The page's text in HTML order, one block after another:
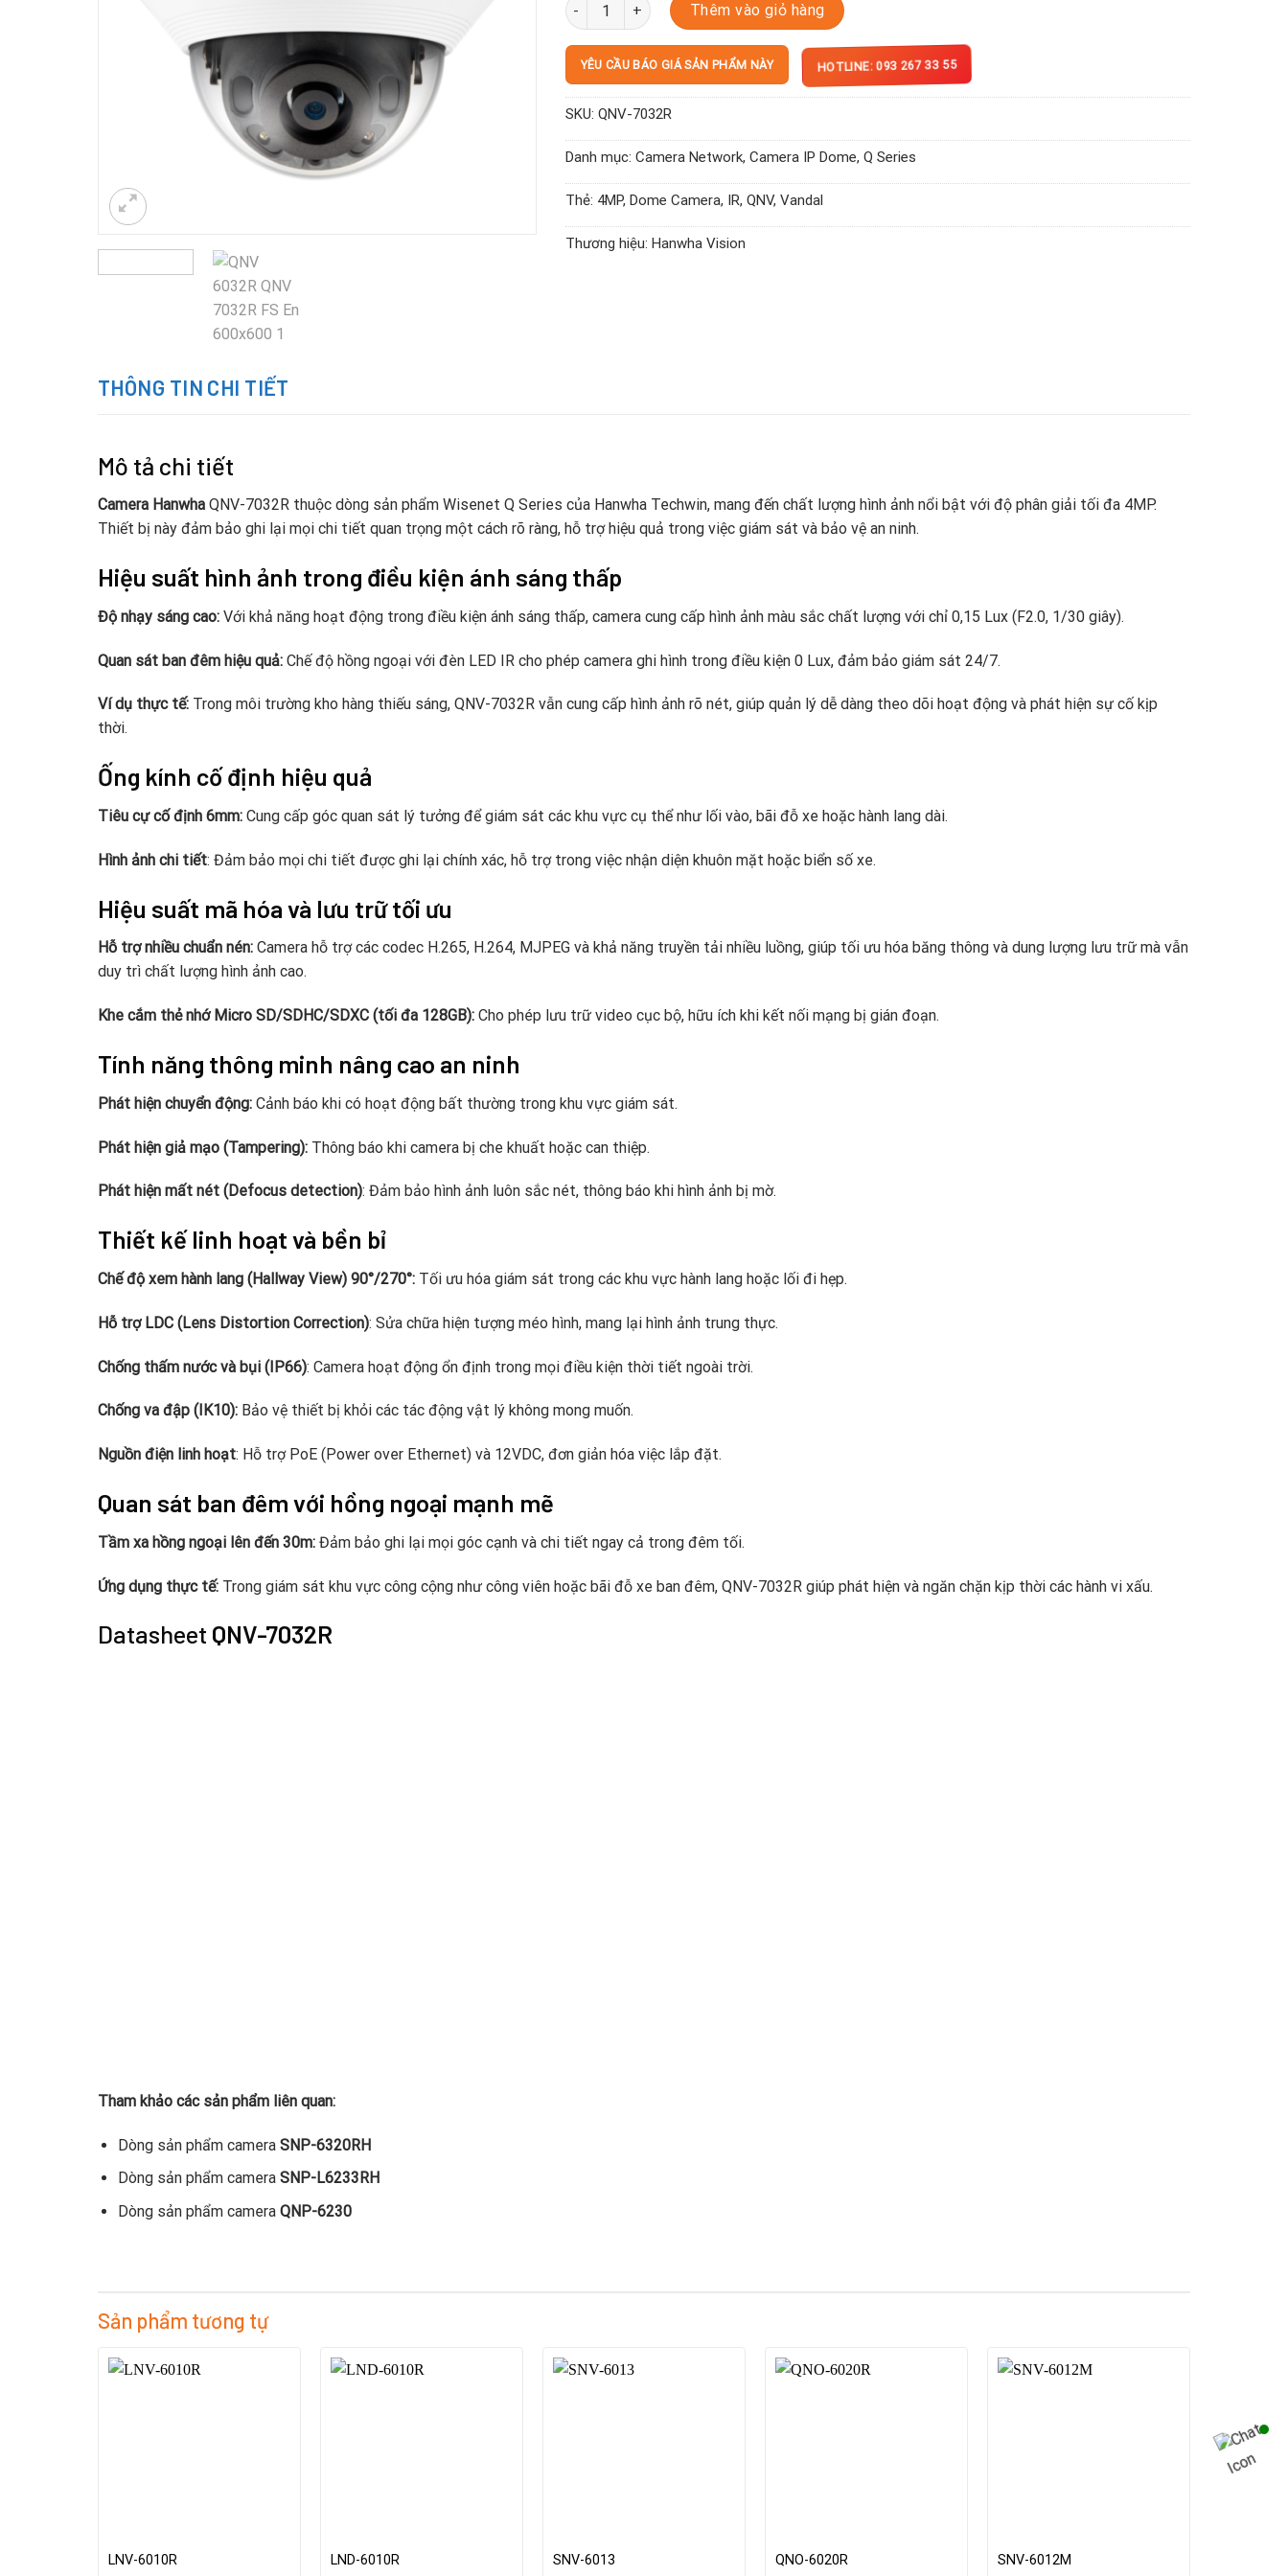
Thêm vào giỏ hàng
YÊU CẦU BÁO GIÁ SẢN PHẨM NÀY HOTLINE: 093 267 33 55
SKU: QNV-7032R
Danh mục: Camera Network, Camera IP Dome, Q Series
Thẻ: 4MP, Dome Camera, IR, QNV, Vandal
Thương hiệu: Hanwha Vision
THÔNG TIN CHI TIẾT
Mô tả chi tiết
Camera Hanwha QNV-7032R thuộc dòng sản phẩm Wisenet Q Series của Hanwha Techwin, mang đến chất lượng hình ảnh nổi bật với độ phân giải tối đa 4MP.
Thiết bị này đảm bảo ghi lại mọi chi tiết quan trọng một cách rõ ràng, hỗ trợ hiệu quả trong việc giám sát và bảo vệ an ninh.
Hiệu suất hình ảnh trong điều kiện ánh sáng thấp
Độ nhạy sáng cao: Với khả năng hoạt động trong điều kiện ánh sáng thấp, camera cung cấp hình ảnh màu sắc chất lượng với chỉ 0,15 Lux (F2.0, 1/30 giây).
Quan sát ban đêm hiệu quả: Chế độ hồng ngoại với đèn LED IR cho phép camera ghi hình trong điều kiện 0 Lux, đảm bảo giám sát 24/7.
Ví dụ thực tế: Trong môi trường kho hàng thiếu sáng, QNV-7032R vẫn cung cấp hình ảnh rõ nét, giúp quản lý dễ dàng theo dõi hoạt động và phát hiện sự cố kịp
thời.
Ống kính cố định hiệu quả
Tiêu cự cố định 6mm: Cung cấp góc quan sát lý tưởng để giám sát các khu vực cụ thể như lối vào, bãi đỗ xe hoặc hành lang dài.
Hình ảnh chi tiết: Đảm bảo mọi chi tiết được ghi lại chính xác, hỗ trợ trong việc nhận diện khuôn mặt hoặc biển số xe.
Hiệu suất mã hóa và lưu trữ tối ưu
Hỗ trợ nhiều chuẩn nén: Camera hỗ trợ các codec H.265, H.264, MJPEG và khả năng truyền tải nhiều luồng, giúp tối ưu hóa băng thông và dung lượng lưu trữ mà vẫn
duy trì chất lượng hình ảnh cao.
Khe cắm thẻ nhớ Micro SD/SDHC/SDXC (tối đa 128GB): Cho phép lưu trữ video cục bộ, hữu ích khi kết nối mạng bị gián đoạn.
Tính năng thông minh nâng cao an ninh
Phát hiện chuyển động: Cảnh báo khi có hoạt động bất thường trong khu vực giám sát.
Phát hiện giả mạo (Tampering): Thông báo khi camera bị che khuất hoặc can thiệp.
Phát hiện mất nét (Defocus detection): Đảm bảo hình ảnh luôn sắc nét, thông báo khi hình ảnh bị mờ.
Thiết kế linh hoạt và bền bỉ
Chế độ xem hành lang (Hallway View) 90°/270°: Tối ưu hóa giám sát trong các khu vực hành lang hoặc lối đi hẹp.
Hỗ trợ LDC (Lens Distortion Correction): Sửa chữa hiện tượng méo hình, mang lại hình ảnh trung thực.
Chống thấm nước và bụi (IP66): Camera hoạt động ổn định trong mọi điều kiện thời tiết ngoài trời.
Chống va đập (IK10): Bảo vệ thiết bị khỏi các tác động vật lý không mong muốn.
Nguồn điện linh hoạt: Hỗ trợ PoE (Power over Ethernet) và 12VDC, đơn giản hóa việc lắp đặt.
Quan sát ban đêm với hồng ngoại mạnh mẽ
Tầm xa hồng ngoại lên đến 30m: Đảm bảo ghi lại mọi góc cạnh và chi tiết ngay cả trong đêm tối.
Ứng dụng thực tế: Trong giám sát khu vực công cộng như công viên hoặc bãi đỗ xe ban đêm, QNV-7032R giúp phát hiện và ngăn chặn kịp thời các hành vi xấu.
Datasheet QNV-7032R
Tham khảo các sản phẩm liên quan:
Dòng sản phẩm camera SNP-6320RH
Dòng sản phẩm camera SNP-L6233RH
Dòng sản phẩm camera QNP-6230
Sản phẩm tương tự
LNV-6010R LND-6010R SNV-6013 QNO-6020R SNV-6012M